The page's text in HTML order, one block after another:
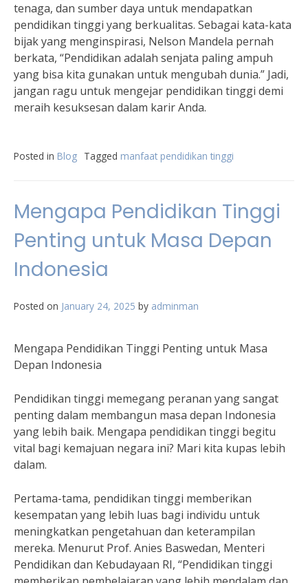
tenaga, dan sumber daya untuk mendapatkan
pendidikan tinggi yang berkualitas. Sebagai kata-kata
bijak yang menginspirasi, Nelson Mandela pernah
berkata, “Pendidikan adalah senjata paling ampuh
yang bisa kita gunakan untuk mengubah dunia.” Jadi,
jangan ragu untuk mengejar pendidikan tinggi demi
meraih kesuksesan dalam karir Anda.
Posted in Blog Tagged manfaat pendidikan tinggi
Mengapa Pendidikan Tinggi
Penting untuk Masa Depan
Indonesia
Posted on January 24, 2025 by adminman
Mengapa Pendidikan Tinggi Penting untuk Masa
Depan Indonesia
Pendidikan tinggi memegang peranan yang sangat
penting dalam membangun masa depan Indonesia
yang lebih baik. Mengapa pendidikan tinggi begitu
vital bagi kemajuan negara ini? Mari kita kupas lebih
dalam.
Pertama-tama, pendidikan tinggi memberikan
kesempatan yang lebih luas bagi individu untuk
meningkatkan pengetahuan dan keterampilan
mereka. Menurut Prof. Anies Baswedan, Menteri
Pendidikan dan Kebudayaan RI, “Pendidikan tinggi